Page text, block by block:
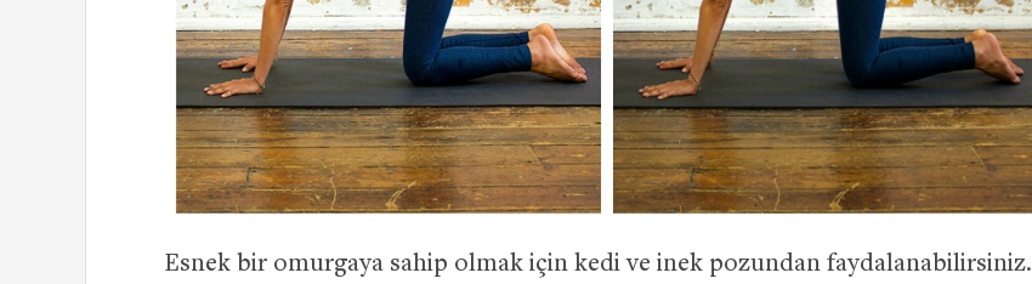
Esnek bir omurgaya sahip olmak için kedi ve inek pozundan faydalanabilirsiniz.